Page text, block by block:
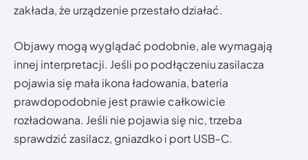
zakłada, że urządzenie przestało działać.
Objawy mogą wyglądać podobnie, ale wymagają
innej interpretacji. Jeśli po podłączeniu zasilacza
pojawia się mała ikona ładowania, bateria
prawdopodobnie jest prawie całkowicie
rozładowana. Jeśli nie pojawia się nic, trzeba
sprawdzić zasilacz, gniazdko i port USB-C.